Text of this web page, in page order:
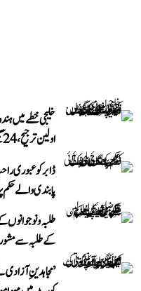
خلیجی خطے میں
اولین ترجیح، 24 گھنٹے ہیلپ لائن فعال: وزارتِ خارجہ
ڈابر کو عبوری
پابندی والے
طلبہ و
کے طلبہ سے
’مجاہدینِ